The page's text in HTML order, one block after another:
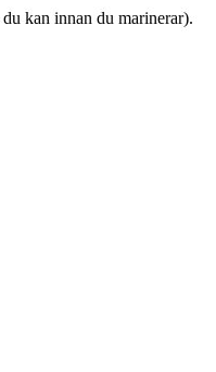
kan innan du marinerar).